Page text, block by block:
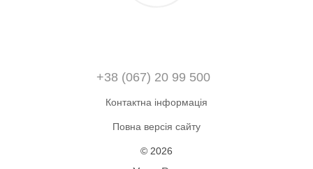
+38 (067) 20 99 500
Контактна інформація
Повна версія сайту
© 2026